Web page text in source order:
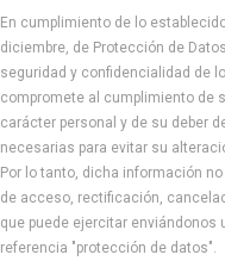
En cumplimiento de lo
diciembre, de Protección de
seguridad y confidencialidad de
compromete al cumplimiento de
carácter personal y de su deber
necesarias para evitar su
Por lo tanto, dicha información
de acceso, rectificación,
que puede ejercitar enviándonos
referencia "protección de datos".